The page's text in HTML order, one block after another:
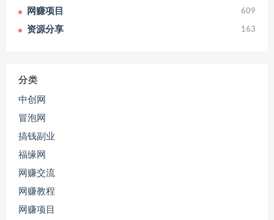
网赚项目 609
资源分享 163
分类
中创网
冒泡网
搞钱副业
福缘网
网赚交流
网赚教程
网赚项目